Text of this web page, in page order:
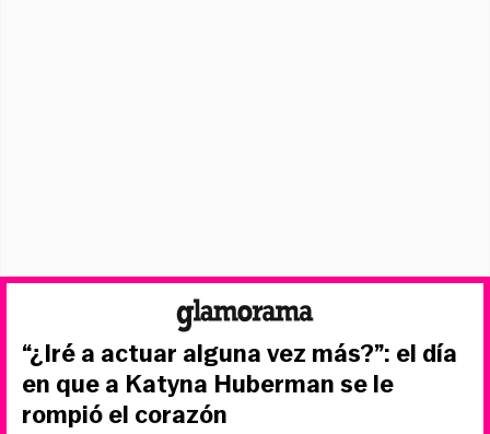
“¿Iré a actuar alguna vez más?”: el día
en que a Katyna Huberman se le
rompió el corazón